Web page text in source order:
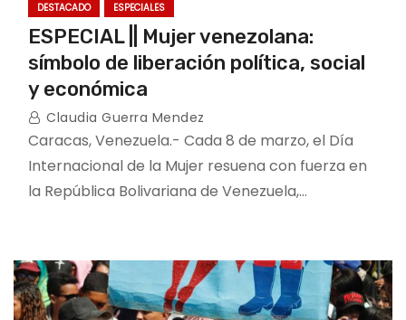
DESTACADO ESPECIALES
ESPECIAL || Mujer venezolana:
símbolo de liberación política, social
y económica
Claudia Guerra Mendez
Caracas, Venezuela.- Cada 8 de marzo, el Día
Internacional de la Mujer resuena con fuerza en
la República Bolivariana de Venezuela,…